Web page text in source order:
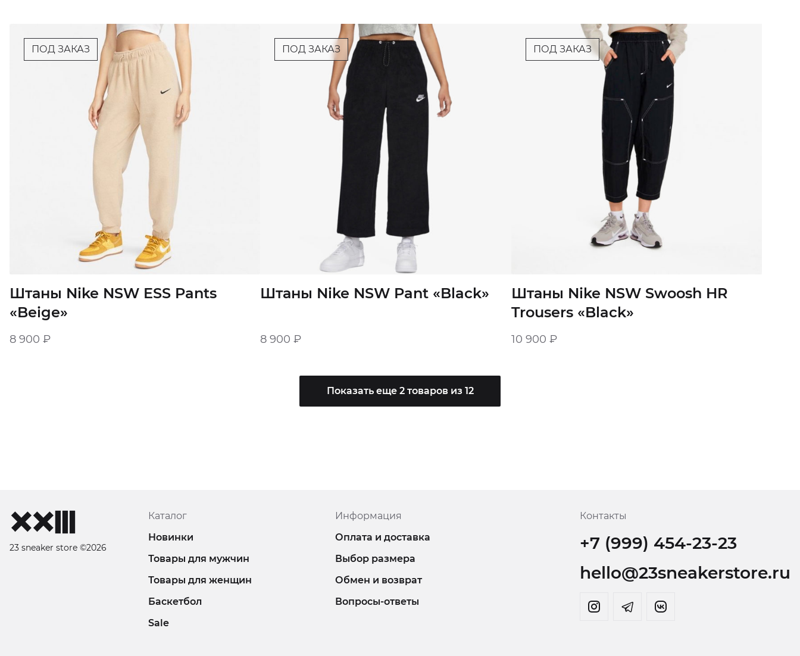
ПОД ЗАКАЗ
Штаны Nike NSW ESS Pants
«Beige»
8 900 ₽
ПОД ЗАКАЗ
Штаны Nike NSW Pant «Black»
8 900₽
ПОД ЗАКАЗ
Штаны Nike NSW Swoosh HR
Trousers «Black»
10 900 ₽
Показать еще 2 товаров из 12
23 sneaker store ©2026
Каталог
Новинки
Товары для мужчин
Товары для женщин
Баскетбол
Sale
Информация
Оплата и доставка
Выбор размера
Обмен и возврат
Вопросы-ответы
Контакты
+7 (999) 454-23-23
hello@23sneakerstore.ru